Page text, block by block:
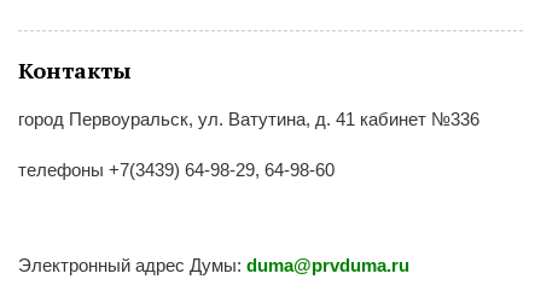
Контакты
город Первоуральск, ул. Ватутина, д. 41 кабинет №336
телефоны +7(3439) 64-98-29, 64-98-60
Электронный адрес Думы: duma@prvduma.ru